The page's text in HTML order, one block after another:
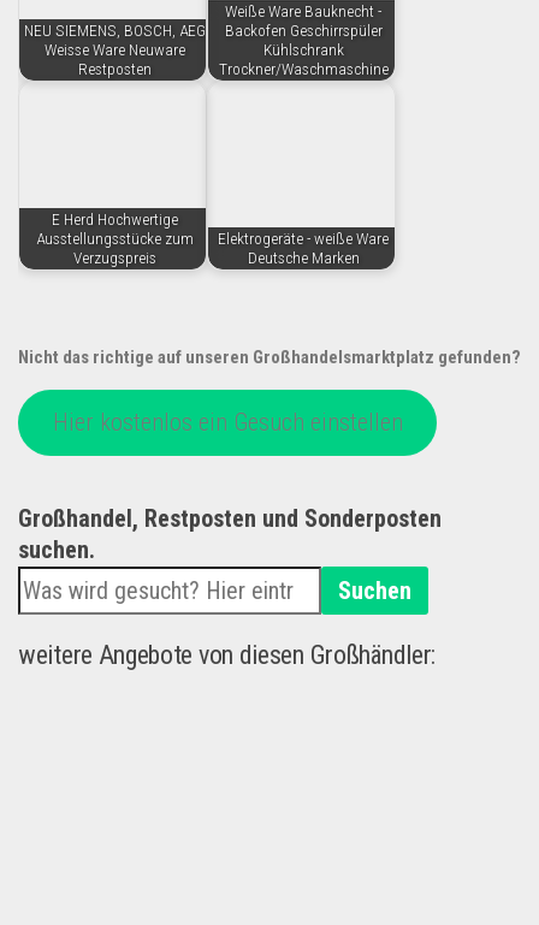
NEU SIEMENS, BOSCH, AEG
Weisse Ware Neuware
Restposten
Weiße Ware Bauknecht -
Backofen Geschirrspüler
Kühlschrank
Trockner/Waschmaschine
E Herd Hochwertige
Ausstellungsstücke zum
Verzugspreis
Elektrogeräte - weiße Ware
Deutsche Marken
Nicht das richtige auf unseren Großhandelsmarktplatz gefunden?
Hier kostenlos ein Gesuch einstellen
Großhandel, Restposten und Sonderposten
suchen.
Suchen
weitere Angebote von diesen Großhändler: